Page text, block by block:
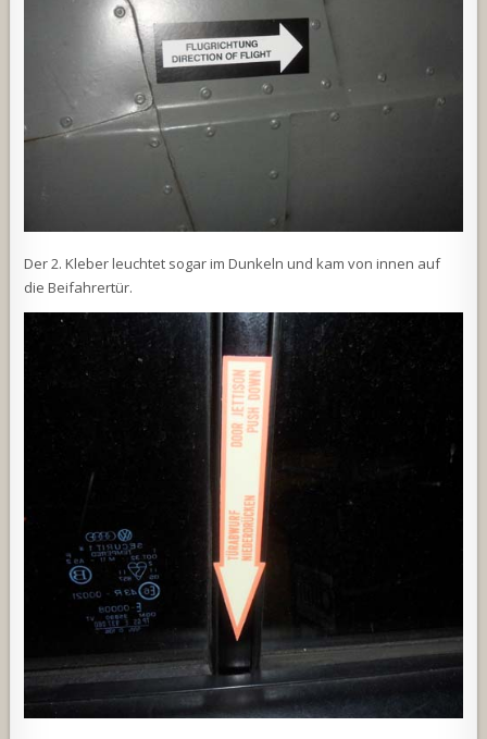
Der 2. Kleber leuchtet sogar im Dunkeln und kam von innen auf
die Beifahrertür.